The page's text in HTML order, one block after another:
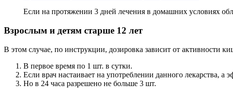
Если на протяжении 3 дней лечения в домашних условиях
Взрослым и детям старше 12 лет
В этом случае, по инструкции, дозировка зависит от активности
В первое время по 1 шт. в сутки.
Если врач настаивает на употреблении данного лекарства, а
Но в 24 часа разрешено не больше 3 шт.